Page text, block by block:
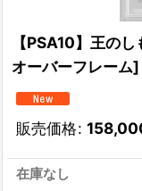
【PSA10】王の
オーバーフレー
販売価格:
在庫なし